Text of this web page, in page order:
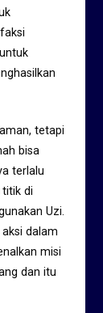
tetapi
bisa
terlalu
di
Uzi.
dalam
misi
dan itu